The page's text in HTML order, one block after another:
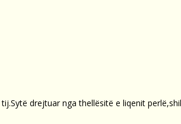
drejtuar nga thellësitë e liqenit